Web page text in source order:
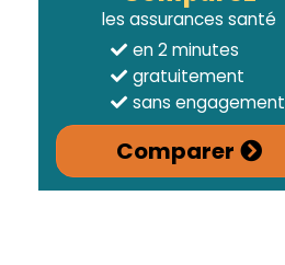
les assurances santé
en 2 minutes
gratuitement
sans engagement
Comparer